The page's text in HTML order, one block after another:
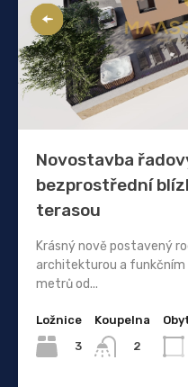
Novostavba
bezprostřední
terasou
Krásný nově postavený
architekturou a funkčním
metrů od...
Ložnice
3
Koupelna
2